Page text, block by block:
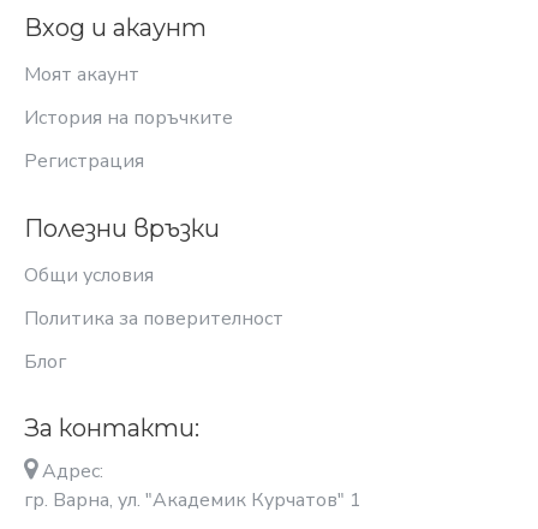
Вход и акаунт
Моят акаунт
История на поръчките
Регистрация
Полезни връзки
Общи условия
Политика за поверителност
Блог
За контакти:
Адрес:
гр. Варна, ул. "Академик Курчатов" 1